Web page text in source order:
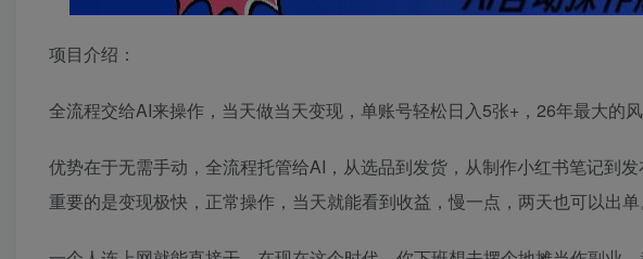
项目介绍：
全流程交给AI来操作，当天做当天变现，单账号轻松日入5张+，26年最大的
优势在于无需手动，全流程托管给AI，从选品到发货，从制作小红书笔记到
重要的是变现极快，正常操作，当天就能看到收益，慢一点，两天也可以出单